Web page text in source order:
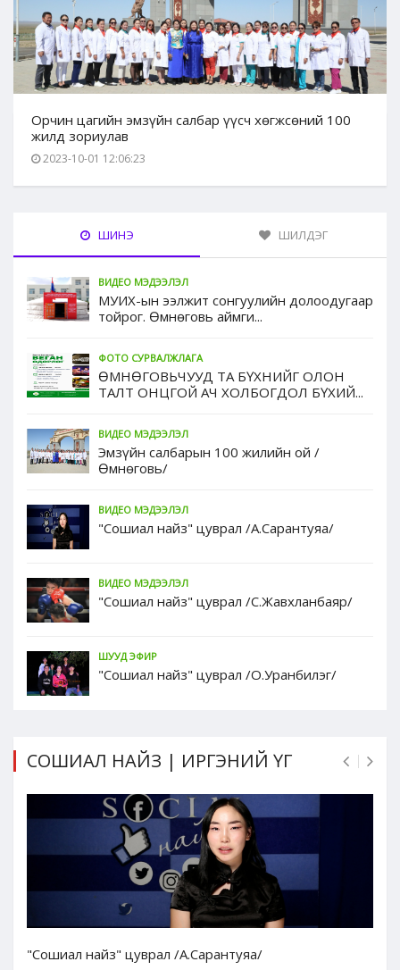
Орчин цагийн эмзүйн салбар үүсч хөгжсөний 100
жилд зориулав
2023-10-01 12:06:23
ШИНЭ ШИЛДЭГ
ВИДЕО МЭДЭЭЛЭЛ
МУИХ-ын ээлжит сонгуулийн долоодугаар
тойрог. Өмнөговь аймги...
ФОТО СУРВАЛЖЛАГА
ӨМНӨГОВЬЧУУД ТА БҮХНИЙГ ОЛОН
ТАЛТ ОНЦГОЙ АЧ ХОЛБОГДОЛ БҮХИЙ...
ВИДЕО МЭДЭЭЛЭЛ
Эмзүйн салбарын 100 жилийн ой /
Өмнөговь/
ВИДЕО МЭДЭЭЛЭЛ
"Сошиал найз" цуврал /А.Сарантуяа/
ВИДЕО МЭДЭЭЛЭЛ
"Сошиал найз" цуврал /С.Жавхланбаяр/
ШУУД ЭФИР
"Сошиал найз" цуврал /О.Уранбилэг/
СОШИАЛ НАЙЗ | ИРГЭНИЙ ҮГ
"Сошиал найз" цуврал /А.Сарантуяа/